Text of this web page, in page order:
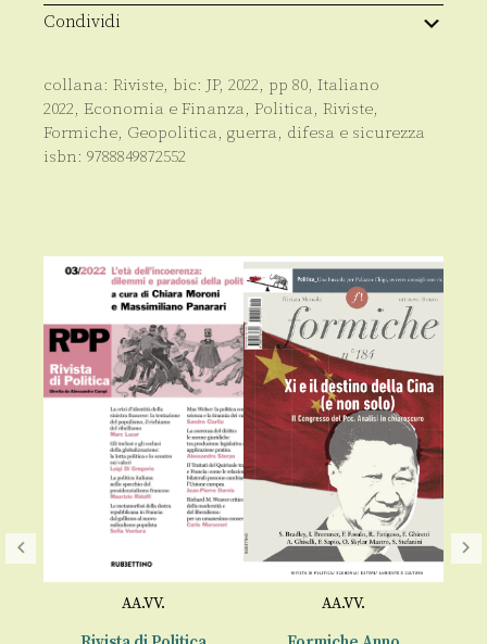
Condividi
collana: Riviste, bic: JP, 2022, pp 80, Italiano
2022, Economia e Finanza, Politica, Riviste,
Formiche, Geopolitica, guerra, difesa e sicurezza
isbn: 9788849872552
AA.VV. AA.VV.